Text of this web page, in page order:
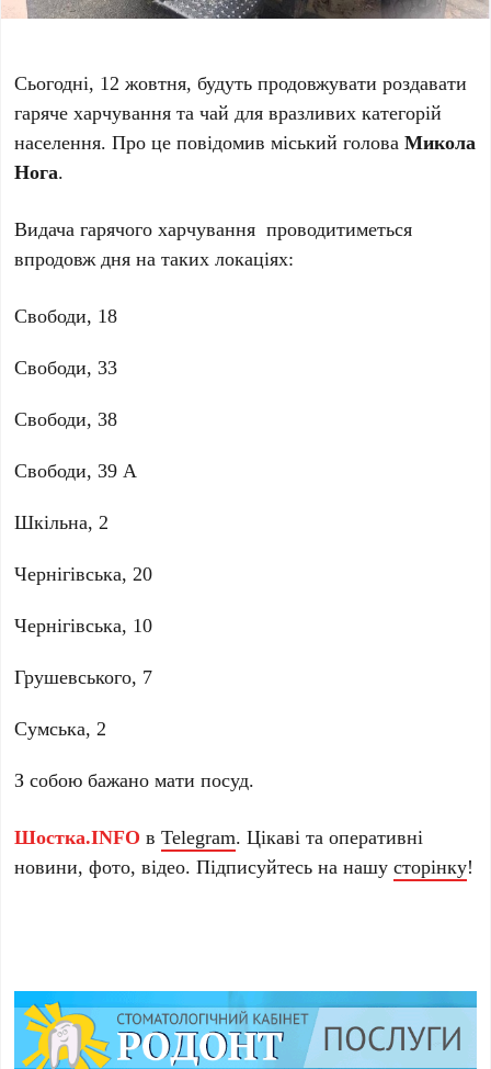
Сьогодні, 12 жовтня, будуть продовжувати роздавати
гаряче харчування та чай для вразливих категорій
населення. Про це повідомив міський головаМикола
Нога.
Видача гарячого харчування проводитиметься
впродовж дня на таких локаціях:
Свободи, 18
Свободи, 33
Свободи, 38
Свободи, 39 А
Шкільна, 2
Чернігівська, 20
Чернігівська, 10
Грушевського, 7
Сумська, 2
З собою бажано мати посуд.
Шостка.INFO вTelegram. Цікаві та оперативні
новини, фото, відео. Підписуйтесь на нашусторінку!